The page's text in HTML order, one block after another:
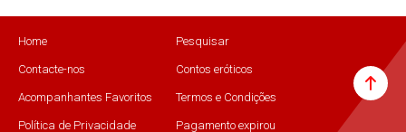
Home Pesquisar
Contacte-nos Contos eróticos
Acompanhantes Favoritos Termos e Condições
Política de Privacidade Pagamento expirou